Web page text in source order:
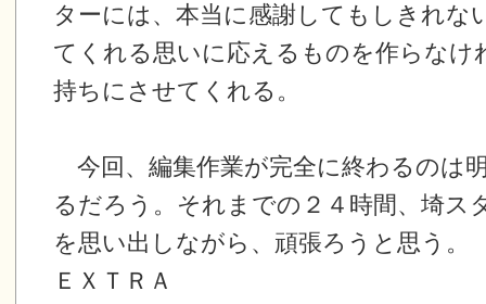
ターには、本当に感謝してもしきれな
てくれる思いに応えるものを作らなけ
持ちにさせてくれる。
今回、編集作業が完全に終わるのは
るだろう。それまでの２４時間、埼ス
を思い出しながら、頑張ろうと思う。
ＥＸＴＲＡ